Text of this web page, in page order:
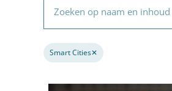
Verwijder de filter
Smart Cities✕